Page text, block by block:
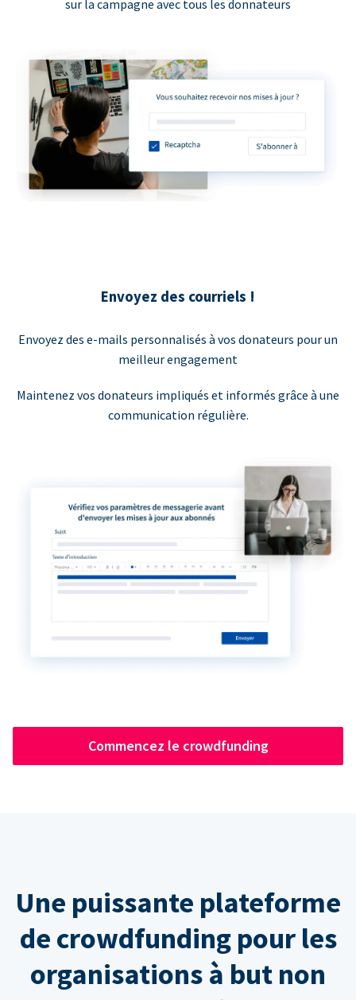
sur la campagne avec tous les donnateurs
Envoyez des courriels !
Envoyez des e-mails personnalisés à vos donateurs pour un
meilleur engagement
Maintenez vos donateurs impliqués et informés grâce à une
communication régulière.
Commencez le crowdfunding
Une puissante plateforme
de crowdfunding pour les
organisations à but non